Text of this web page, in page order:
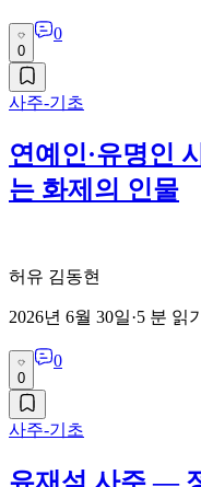
0
0
사주-기초
연예인·유명인
는 화제의 인물
허유 김동현
2026년 6월 30일·5 분 읽기
0
0
사주-기초
유재석 사주 —